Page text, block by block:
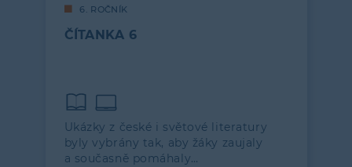
6. ROČNÍK
ČÍTANKA 6
Ukázky z české i světové literatury
byly vybrány tak, aby žáky zaujaly
a současně pomáhaly…